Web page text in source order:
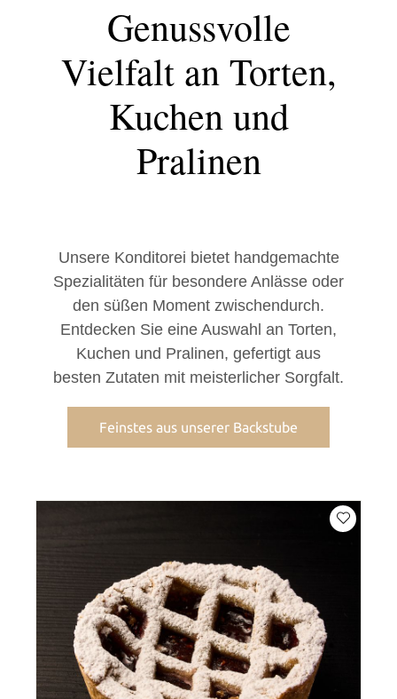
Genussvolle
Vielfalt an Torten,
Kuchen und
Pralinen
Unsere Konditorei bietet handgemachte
Spezialitäten für besondere Anlässe oder
den süßen Moment zwischendurch.
Entdecken Sie eine Auswahl an Torten,
Kuchen und Pralinen, gefertigt aus
besten Zutaten mit meisterlicher Sorgfalt.
Feinstes aus unserer Backstube